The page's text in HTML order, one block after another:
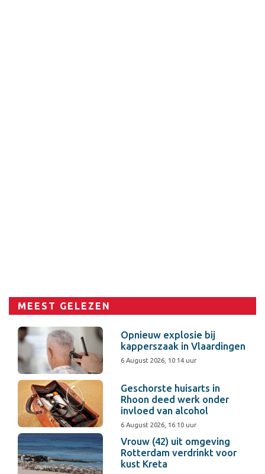
MEEST GELEZEN
Opnieuw explosie bij
kapperszaak in Vlaardingen
6 August 2026, 10:14 uur
Geschorste huisarts in
Rhoon deed werk onder
invloed van alcohol
6 August 2026, 16:10 uur
Vrouw (42) uit omgeving
Rotterdam verdrinkt voor
kust Kreta